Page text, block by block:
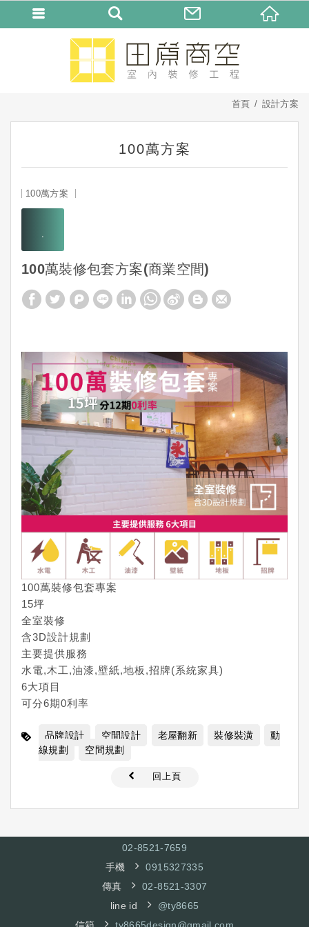
首頁 設計方案
100萬方案
100萬方案
100萬裝修包套方案(商業空間)
100萬裝修包套專案
15坪
全室裝修
含3D設計規劃
主要提供服務
水電,木工,油漆,壁紙,地板,招牌(系統家具)
6大項目
可分6期0利率
品牌設計 空間設計 老屋翻新 裝修裝潢
動
線規劃
空間規劃
回上頁
02-8521-7659
手機
0915327335
傳真
02-8521-3307
line id
@ty8665
信箱
ty8665design@gmail.com